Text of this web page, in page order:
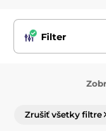
Filter
Zrušiť všetky filtre